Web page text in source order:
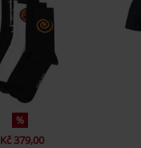
%
Kč 379,00